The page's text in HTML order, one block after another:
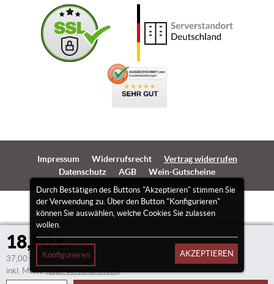
18,50 €
37,00 €/Liter
inkl. Mwst.(zzgl. Versandkosten)
Durch Bestätigen des Buttons "Akzeptieren" stimmen Sie
der Verwendung zu. Über den Button "Konfigurieren"
können Sie auswählen, welche Cookies Sie zulassen
wollen.
Konfigurieren AKZEPTIEREN
Impressum Widerrufsrecht
Vertrag widerrufen
Datenschutz
AGB Wein-Gutscheine